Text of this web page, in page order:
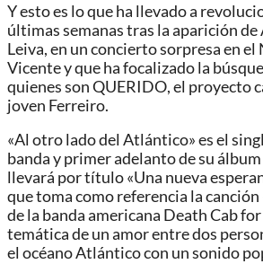
Y esto es lo que ha llevado a
últimas semanas tras la aparición de
Leiva, en un concierto sorpresa en el
Vicente y que ha focalizado la
quienes son QUERIDO, el proyecto
joven Ferreiro.
«Al otro lado del Atlántico» es el
banda y primer adelanto de su
llevará por título «Una nueva
que toma como referencia la
de la banda americana Death Cab
temática de un amor entre dos
el océano Atlántico con un sonido